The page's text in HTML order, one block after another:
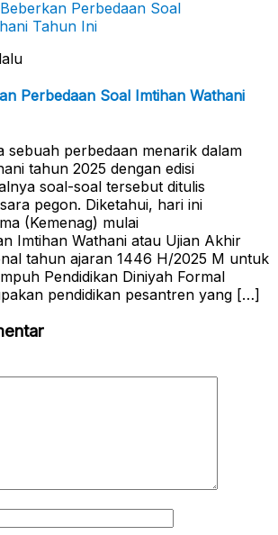
Perbedaan Soal Imtihan Wathani
sebuah perbedaan menarik dalam
tahun 2025 dengan edisi
soal-soal tersebut ditulis
pegon. Diketahui, hari ini
(Kemenag) mulai
Imtihan Wathani atau Ujian Akhir
tahun ajaran 1446 H/2025 M untuk
Pendidikan Diniyah Formal
pendidikan pesantren yang […]